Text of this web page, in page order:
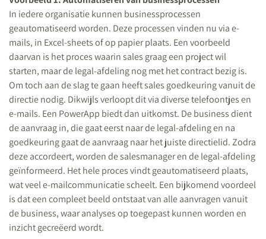
In iedere organisatie kunnen businessprocessen
geautomatiseerd worden. Deze processen vinden nu via e-
mails, in Excel-sheets of op papier plaats. Een voorbeeld
daarvan is het proces waarin sales graag een project wil
starten, maar de legal-afdeling nog met het contract bezig is.
Om toch aan de slag te gaan heeft sales goedkeuring vanuit de
directie nodig. Dikwijls verloopt dit via diverse telefoontjes en
e-mails. Een PowerApp biedt dan uitkomst. De business dient
de aanvraag in, die gaat eerst naar de legal-afdeling en na
goedkeuring gaat de aanvraag naar het juiste directielid. Zodra
deze accordeert, worden de salesmanager en de legal-afdeling
geïnformeerd. Het hele proces vindt geautomatiseerd plaats,
wat veel e-mailcommunicatie scheelt. Een bijkomend voordeel
is dat een compleet beeld ontstaat van alle aanvragen vanuit
de business, waar analyses op toegepast kunnen worden en
inzicht gecreëerd wordt.